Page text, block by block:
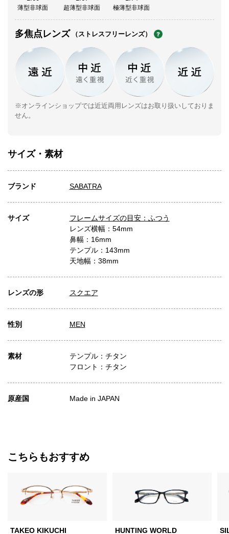
薄型非球面 超薄型非球面 極薄型非球面
多焦点レンズ （ストレスフリーレンズ）
※オンラインショップでは近近両用レンズはお取り扱いしておりま
せん。
サイズ・素材
ブランド SABATRA
サイズ
フレームサイズの目安：ふつう
レンズ横幅：54mm
鼻幅：16mm
テンプル：143mm
天地幅：38mm
レンズの形 スクエア
性別 MEN
素材
テンプル：チタン
フロント：チタン
原産国 Made in JAPAN
こちらもおすすめ
TAKEO KIKUCHI HUNTING WORLD